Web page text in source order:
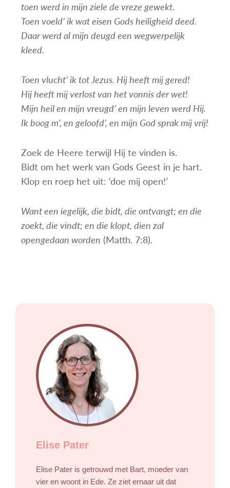
toen werd in mijn ziele de vreze gewekt.
Toen voeld’ ik wat eisen Gods heiligheid deed.
Daar werd al mijn deugd een wegwerpelijk
kleed.
Toen vlucht’ ik tot Jezus. Hij heeft mij gered!
Hij heeft mij verlost van het vonnis der wet!
Mijn heil en mijn vreugd’ en mijn leven werd Hij.
Ik boog m’, en geloofd’, en mijn God sprak mij vrij!
Zoek de Heere terwijl Hij te vinden is.
Bidt om het werk van Gods Geest in je hart.
Klop en roep het uit: ‘doe mij open!’
Want een iegelijk, die bidt, die ontvangt; en die
zoekt, die vindt; en die klopt, dien zal
opengedaan worden (Matth. 7:8).
Elise Pater
Elise Pater is getrouwd met Bart, moeder van
vier en woont in Ede. Ze ziet ernaar uit dat